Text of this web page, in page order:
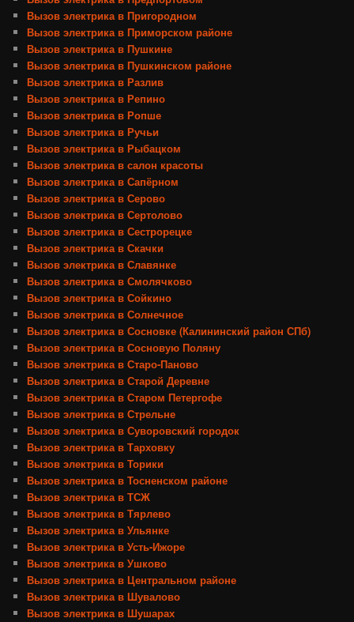
Вызов электрика в Пригородном
Вызов электрика в Приморском районе
Вызов электрика в Пушкине
Вызов электрика в Пушкинском районе
Вызов электрика в Разлив
Вызов электрика в Репино
Вызов электрика в Ропше
Вызов электрика в Ручьи
Вызов электрика в Рыбацком
Вызов электрика в салон красоты
Вызов электрика в Сапёрном
Вызов электрика в Серово
Вызов электрика в Сертолово
Вызов электрика в Сестрорецке
Вызов электрика в Скачки
Вызов электрика в Славянке
Вызов электрика в Смолячково
Вызов электрика в Сойкино
Вызов электрика в Солнечное
Вызов электрика в Сосновке (Калининский район СПб)
Вызов электрика в Сосновую Поляну
Вызов электрика в Старо-Паново
Вызов электрика в Старой Деревне
Вызов электрика в Старом Петергофе
Вызов электрика в Стрельне
Вызов электрика в Суворовский городок
Вызов электрика в Тарховку
Вызов электрика в Торики
Вызов электрика в Тосненском районе
Вызов электрика в ТСЖ
Вызов электрика в Тярлево
Вызов электрика в Ульянке
Вызов электрика в Усть-Ижоре
Вызов электрика в Ушково
Вызов электрика в Центральном районе
Вызов электрика в Шувалово
Вызов электрика в Шушарах